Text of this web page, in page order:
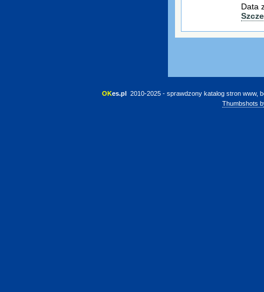
Data
OKes.pl
 2010-2025 - sprawdzony katalog stron www,
Thumbshots